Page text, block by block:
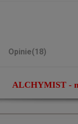
Opinie(18)
ALCHYMIST -